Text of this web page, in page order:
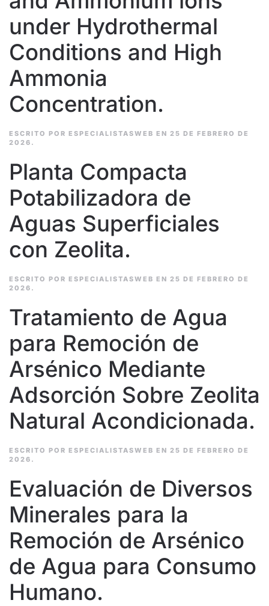
under Hydrothermal
Conditions and High
Ammonia
Concentration.
ESCRITO POR ESPECIALISTASWEB EN 25 DE FEBRERO DE
2026 .
Planta Compacta
Potabilizadora de
Aguas Superficiales
con Zeolita.
ESCRITO POR ESPECIALISTASWEB EN 25 DE FEBRERO DE
2026 .
Tratamiento de Agua
para Remoción de
Arsénico Mediante
Adsorción Sobre Zeolita
Natural Acondicionada.
ESCRITO POR ESPECIALISTASWEB EN 25 DE FEBRERO DE
2026 .
Evaluación de Diversos
Minerales para la
Remoción de Arsénico
de Agua para Consumo
Humano.